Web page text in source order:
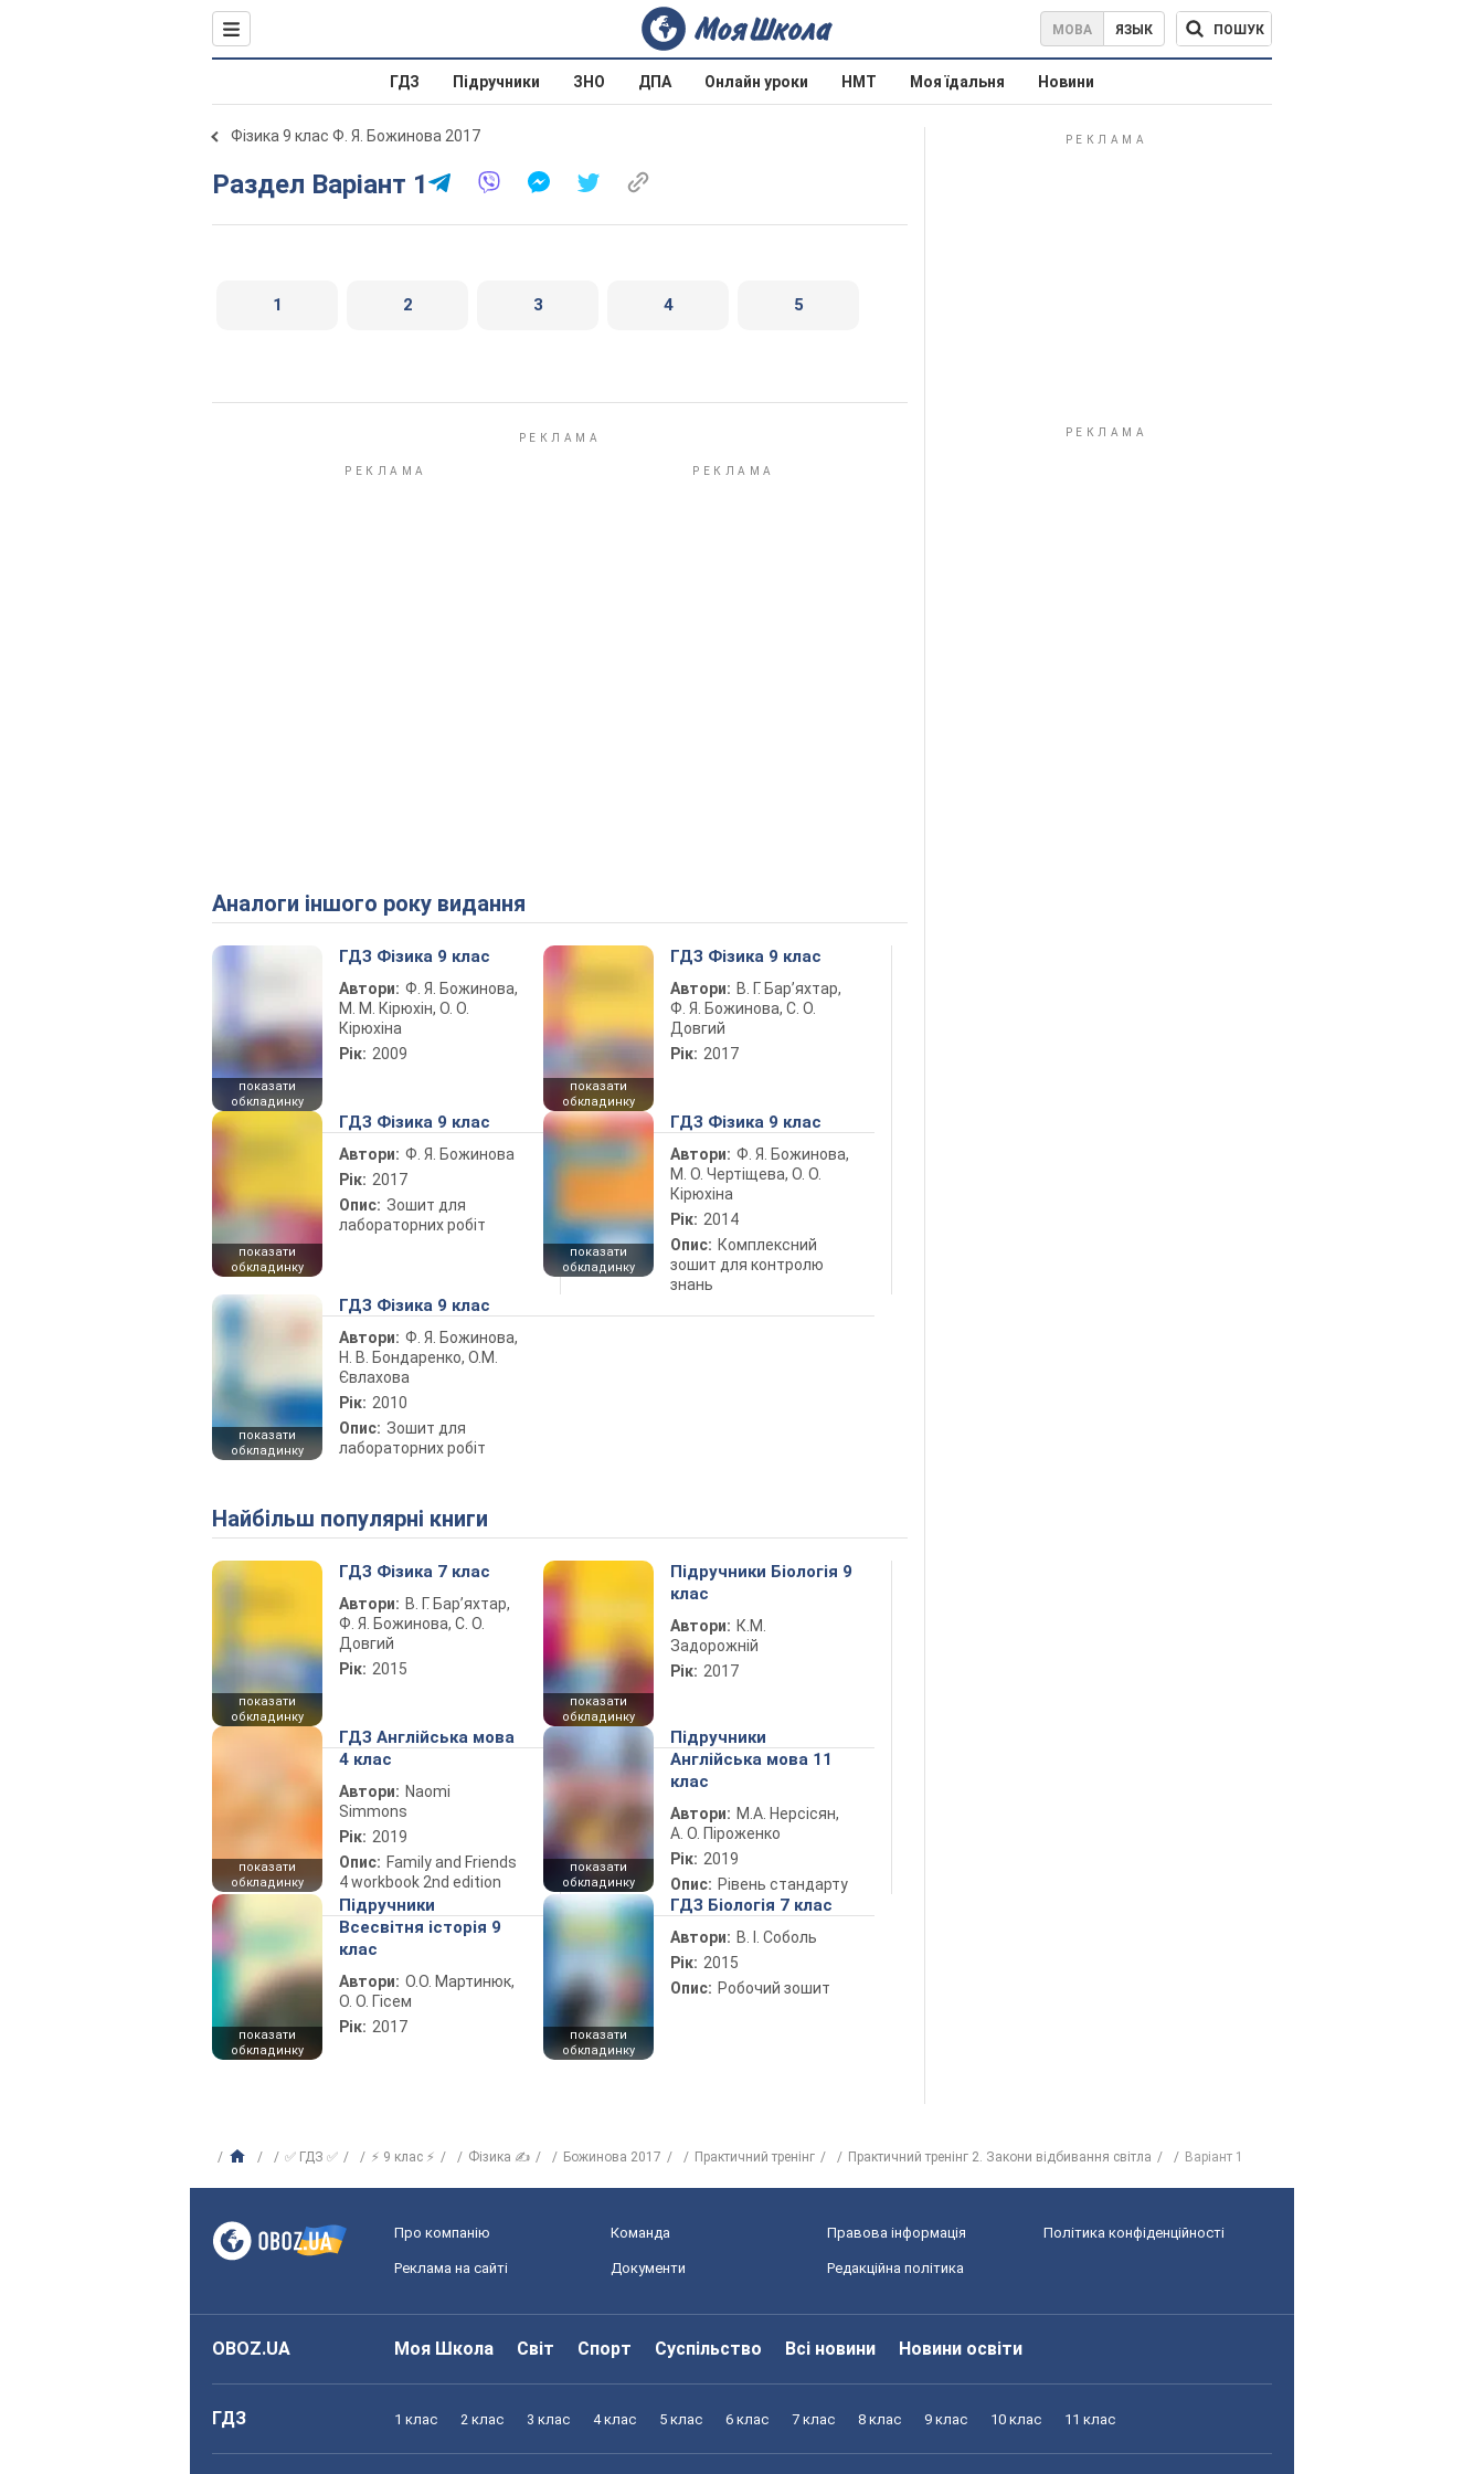
МОВА ЯЗЫК ПОШУК
ГДЗ Підручники ЗНО ДПА Онлайн уроки НМТ Моя їдальня Новини
Фізика 9 клас Ф. Я. Божинова 2017
Раздел Варіант 1
1 2 3 4 5
Аналоги іншого року видання
показати
обкладинку
ГДЗ Фізика 9 клас
Автори: Ф. Я. Божинова,
М. М. Кірюхін, О. О.
Кірюхіна
Рік: 2009
показати
обкладинку
ГДЗ Фізика 9 клас
Автори: В. Г. Бар’яхтар,
Ф. Я. Божинова, С. О.
Довгий
Рік: 2017
показати
обкладинку
ГДЗ Фізика 9 клас
Автори: Ф. Я. Божинова
Рік: 2017
Опис: Зошит для
лабораторних робіт
показати
обкладинку
ГДЗ Фізика 9 клас
Автори: Ф. Я. Божинова,
М. О. Чертіщева, О. О.
Кірюхіна
Рік: 2014
Опис: Комплексний
зошит для контролю
знань
показати
обкладинку
ГДЗ Фізика 9 клас
Автори: Ф. Я. Божинова,
Н. В. Бондаренко, О.М.
Євлахова
Рік: 2010
Опис: Зошит для
лабораторних робіт
Найбільш популярні книги
показати
обкладинку
ГДЗ Фізика 7 клас
Автори: В. Г. Бар’яхтар,
Ф. Я. Божинова, С. О.
Довгий
Рік: 2015
показати
обкладинку
Підручники Біологія 9
клас
Автори: К.М.
Задорожній
Рік: 2017
показати
обкладинку
ГДЗ Англійська мова
4 клас
Автори: Naomi
Simmons
Рік: 2019
Опис: Family and Friends
4 workbook 2nd edition
показати
обкладинку
Підручники
Англійська мова 11
клас
Автори: М.А. Нерсісян,
А. О. Піроженко
Рік: 2019
Опис: Рівень стандарту
показати
обкладинку
Підручники
Всесвітня історія 9
клас
Автори: О.О. Мартинюк,
О. О. Гісем
Рік: 2017
показати
обкладинку
ГДЗ Біологія 7 клас
Автори: В. І. Соболь
Рік: 2015
Опис: Робочий зошит
✅ ГДЗ ✅ ⚡ 9 клас ⚡ Фізика ✍ Божинова 2017 Практичний тренінг Практичний тренінг 2. Закони відбивання світла Варіант 1
Про компанію Команда Правова інформація Політика конфіденційності
Реклама на сайті Документи Редакційна політика
OBOZ.UA Моя Школа Світ Спорт Суспільство Всі новини Новини освіти
ГДЗ 1 клас 2 клас 3 клас 4 клас 5 клас 6 клас 7 клас 8 клас 9 клас 10 клас 11 клас